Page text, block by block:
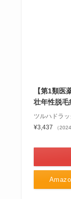
【第1類
壮年性脱毛
ツルハドラッ
¥3,437
（